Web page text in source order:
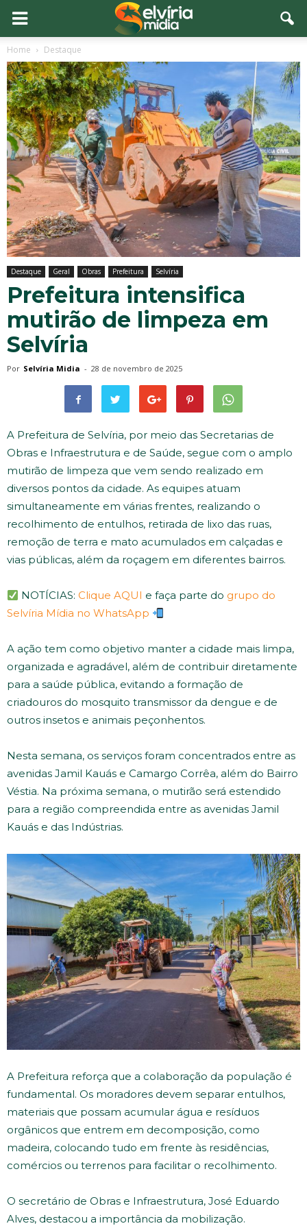
Home Destaque
Destaque Geral Obras Prefeitura Selvíria
Prefeitura intensifica
mutirão de limpeza em
Selvíria
Por Selvíria Midia - 28 de novembro de 2025
A Prefeitura de Selvíria, por meio das Secretarias de
Obras e Infraestrutura e de Saúde, segue com o amplo
mutirão de limpeza que vem sendo realizado em
diversos pontos da cidade. As equipes atuam
simultaneamente em várias frentes, realizando o
recolhimento de entulhos, retirada de lixo das ruas,
remoção de terra e mato acumulados em calçadas e
vias públicas, além da roçagem em diferentes bairros.
NOTÍCIAS: Clique AQUI e faça parte do grupo do
Selvíria Mídia no WhatsApp
A ação tem como objetivo manter a cidade mais limpa,
organizada e agradável, além de contribuir diretamente
para a saúde pública, evitando a formação de
criadouros do mosquito transmissor da dengue e de
outros insetos e animais peçonhentos.
Nesta semana, os serviços foram concentrados entre as
avenidas Jamil Kauás e Camargo Corrêa, além do Bairro
Véstia. Na próxima semana, o mutirão será estendido
para a região compreendida entre as avenidas Jamil
Kauás e das Indústrias.
A Prefeitura reforça que a colaboração da população é
fundamental. Os moradores devem separar entulhos,
materiais que possam acumular água e resíduos
orgânicos que entrem em decomposição, como
madeira, colocando tudo em frente às residências,
comércios ou terrenos para facilitar o recolhimento.
O secretário de Obras e Infraestrutura, José Eduardo
Alves, destacou a importância da mobilização.